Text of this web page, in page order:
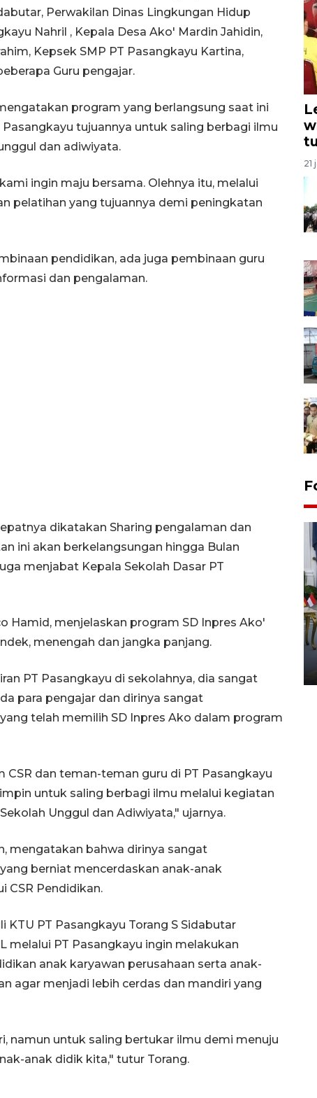
Perwakilan Dinas Lingkungan Hidup
Nahril , Kepala Desa Ako' Mardin Jahidin,
Kepsek SMP PT Pasangkayu Kartina,
Guru pengajar.
program yang berlangsung saat ini
tujuannya untuk saling berbagi ilmu
dan adiwiyata.
ingin maju bersama. Olehnya itu, melalui
pelatihan yang tujuannya demi peningkatan
pendidikan, ada juga pembinaan guru
dan pengalaman.
dikatakan Sharing pengalaman dan
ini akan berkelangsungan hingga Bulan
menjabat Kepala Sekolah Dasar PT
Hamid, menjelaskan program SD Inpres Ako'
menengah dan jangka panjang.
PT Pasangkayu di sekolahnya, dia sangat
para pengajar dan dirinya sangat
telah memilih SD Inpres Ako dalam program
dan teman-teman guru di PT Pasangkayu
untuk saling berbagi ilmu melalui kegiatan
Unggul dan Adiwiyata," ujarnya.
mengatakan bahwa dirinya sangat
berniat mencerdaskan anak-anak
CSR Pendidikan.
KTU PT Pasangkayu Torang S Sidabutar
melalui PT Pasangkayu ingin melakukan
anak karyawan perusahaan serta anak-
agar menjadi lebih cerdas dan mandiri yang
namun untuk saling bertukar ilmu demi menuju
anak didik kita," tutur Torang.
21
FOTO - Kirab memperingati
HUT ke-80 Raja Keraton
Yogyakarta